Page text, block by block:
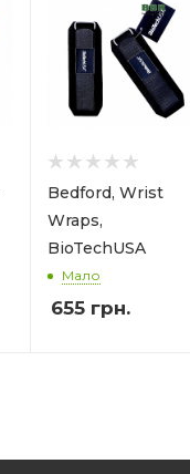
Bedford, Wrist
Wraps,
BioTechUSA
Мало
655 грн.